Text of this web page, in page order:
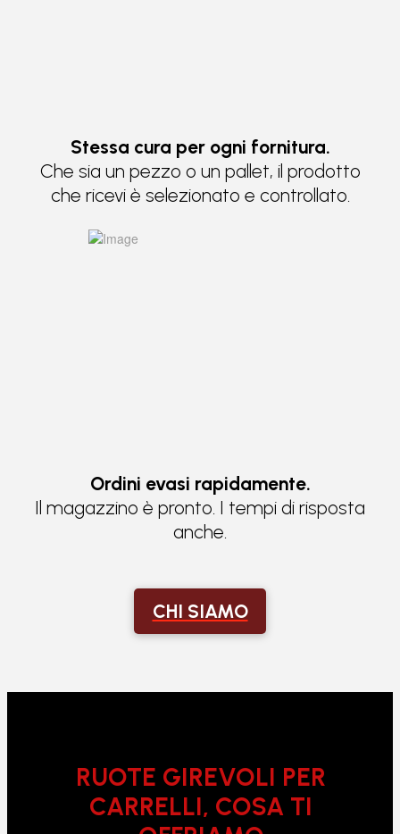
Stessa cura per ogni fornitura.
Che sia un pezzo o un pallet, il prodotto
che ricevi è selezionato e controllato.
Ordini evasi rapidamente.
Il magazzino è pronto. I tempi di risposta
anche.
CHI SIAMO
RUOTE GIREVOLI PER
CARRELLI, COSA TI